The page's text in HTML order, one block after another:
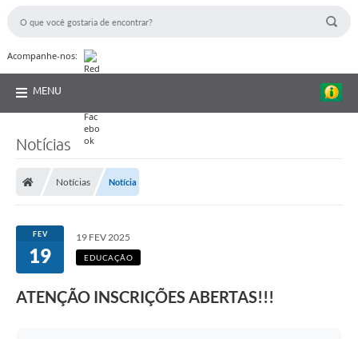
Acompanhe-nos:
MENU
Notícias
Notícias Notícia
FEV
19
19 FEV 2025
EDUCAÇÃO
ATENÇÃO INSCRIÇÕES ABERTAS!!!